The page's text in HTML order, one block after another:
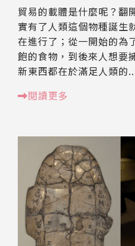
貿易的載體是什麼呢？翻
實有了人類這個物種誕生
在進行了；從一開始的為
飽的食物，到後來人想要
新東西都在於滿足人類的
閱讀更多